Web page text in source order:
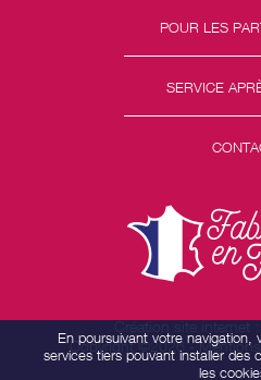
POUR LES
SERVICE
Création site internet
Copyright ©2026 -
En poursuivant votre navigation,
services tiers pouvant installer des
les